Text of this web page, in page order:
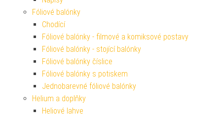
Fóliové balónky
Chodící
Fóliové balónky - filmové a komiksové postavy
Fóliové balónky - stojící balónky
Fóliové balónky číslice
Fóliové balónky s potiskem
Jednobarevné fóliové balónky
Helium a doplňky
Heliové lahve